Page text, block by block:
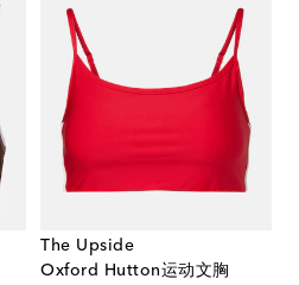
The Upside
Oxford Hutton运动文胸